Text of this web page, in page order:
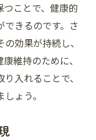
ことで、健康的
きるのです。さ
効果が持続し、
維持のために、
入れることで、
ょう。